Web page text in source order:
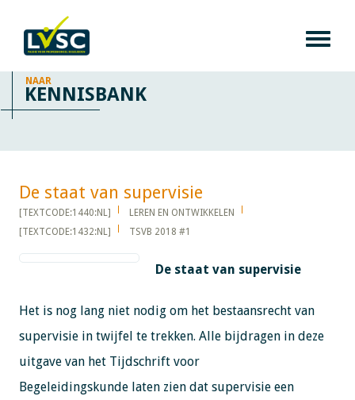
NAAR
KENNISBANK
De staat van supervisie​​​​​​
[TEXTCODE:1440:NL]
LEREN EN ONTWIKKELEN
[TEXTCODE:1432:NL]
TSVB 2018 #1
De staat van supervisie
Het is nog lang niet nodig om het bestaansrecht van
supervisie in twijfel te trekken. Alle bijdragen in deze
uitgave van het Tijdschrift voor
Begeleidingskunde laten zien dat supervisie een